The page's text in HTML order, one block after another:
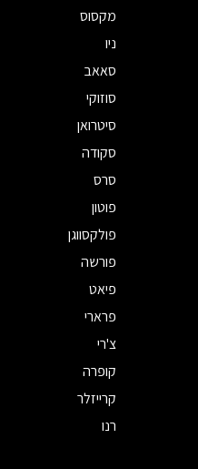
מקסוס
ניו
סאאב
סוזוקי
סיטרואן
סקודה
סרס
פוטון
פולקסווגן
פורשה
פיאט
פרארי
צ'רי
קופרה
קרייזלר
רנו